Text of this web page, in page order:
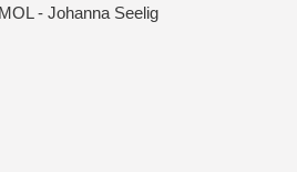
- Johanna Seelig